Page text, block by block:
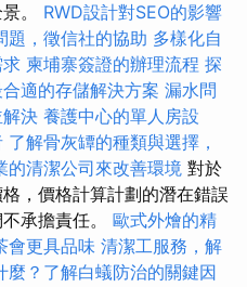
。 RWD設計對SEO的影響
題，徵信社的協助 多樣化自
柬埔寨簽證的辦理流程 探
適的存儲解決方案 漏水問
決 養護中心的單人房設
了解骨灰罈的種類與選擇，
的清潔公司來改善環境 對於
，價格計算計劃的潛在錯誤
承擔責任。 歐式外燴的精
會更具品味 清潔工服務，解
麼？了解白蟻防治的關鍵因